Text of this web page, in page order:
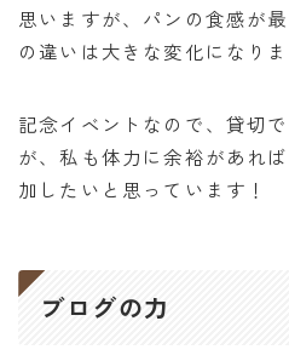
思いますが、パンの食感が
の違いは大きな変化になりま
記念イベントなので、貸切
が、私も体力に余裕があれ
加したいと思っています！
ブログの力